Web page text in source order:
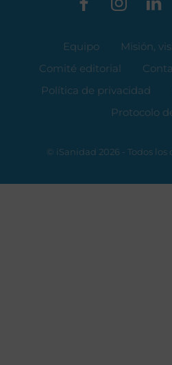
Equipo
Misión,
Comité editorial
Política de privacidad
Protocolo
© iSanidad 2026 - Todos los